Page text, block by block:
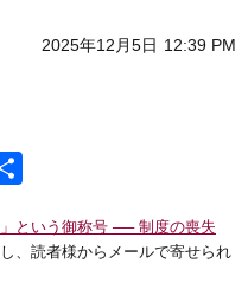
2025年12月5日 12:39 PM
」という御称号 ── 制度の喪失
、読者様からメールで寄せられ